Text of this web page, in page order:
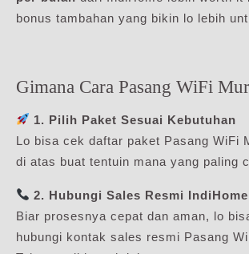
bonus tambahan yang bikin lo lebih
Gimana Cara Pasang WiFi
1. Pilih Paket Sesuai Kebutuhan
Lo bisa cek daftar paket Pasang WiFi
di atas buat tentuin mana yang paling
2. Hubungi Sales Resmi IndiHome
Biar prosesnya cepat dan aman, lo
hubungi kontak sales resmi Pasang